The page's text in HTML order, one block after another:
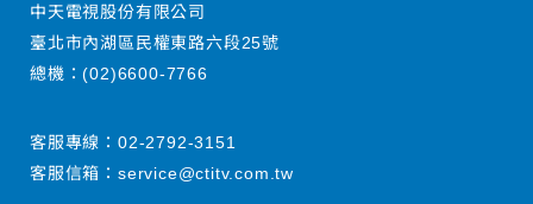
中天電視股份有限公司
臺北市內湖區民權東路六段25號
總機：(02)6600-7766
客服專線： 02-2792-3151
客服信箱： service@ctitv.com.tw